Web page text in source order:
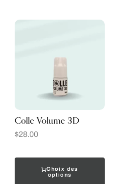
Colle Volume 3D
$28.00
Choix des
options